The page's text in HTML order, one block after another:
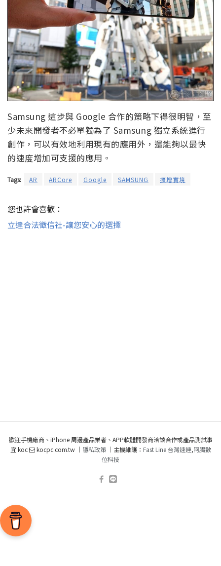
Samsung 這步與 Google 合作的策略下得很明智，至
少未來開發者不必單獨為了 Samsung 獨立系統進行
創作，可以有效地利用現有的應用外，還能夠以最快
的速度增加可支援的應用。
Tags: AR ARCore Google SAMSUNG 擴增實境
您也許會喜歡：
立達合法徵信社-讓您安心的選擇
歡迎手機廠商、iPhone 周邊產品業者、APP軟體開發商洽談合作或產品測試事
宜 koc
kocpc.com.tw ｜ 隱私政策｜主機維護： Fast Line 台灣速連,阿腸數
位科技